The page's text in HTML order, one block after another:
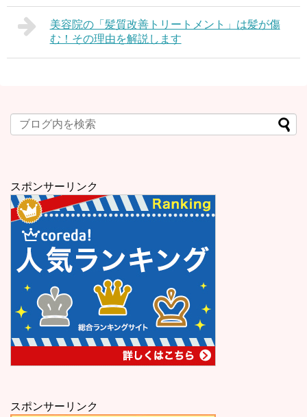
美容院の「髪質改善トリートメント」は髪が傷
む！その理由を解説します
スポンサーリンク
スポンサーリンク